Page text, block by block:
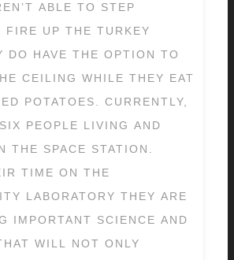
ABLE TO STEP
FIRE UP THE TURKEY
DO HAVE THE OPTION TO
CEILING WHILE THEY EAT
POTATOES. CURRENTLY,
PEOPLE LIVING AND
THE SPACE STATION.
TIME ON THE
LABORATORY THEY ARE
IMPORTANT SCIENCE AND
WILL NOT ONLY